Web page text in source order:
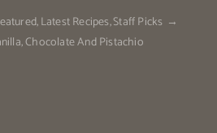
Latest Recipes Staff Picks
Chocolate And Pistachio